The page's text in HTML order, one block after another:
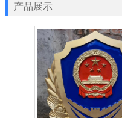
产品展示